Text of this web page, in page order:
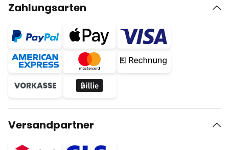
Zahlungsarten
Versandpartner